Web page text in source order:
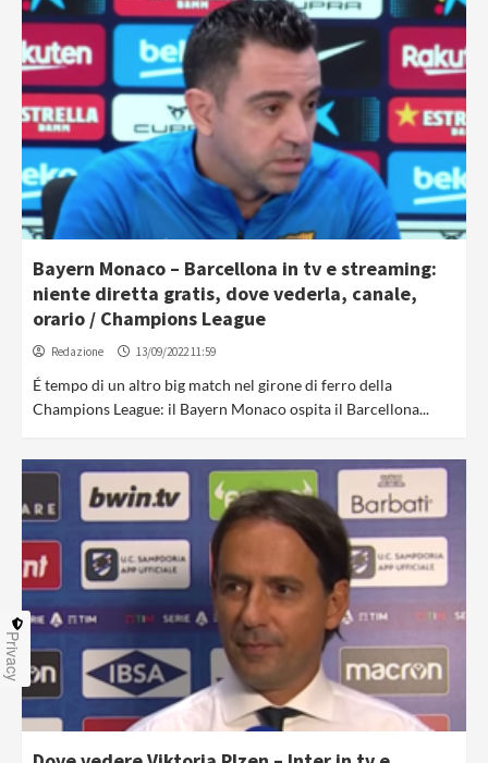
Bayern Monaco – Barcellona in tv e streaming:
niente diretta gratis, dove vederla, canale,
orario / Champions League
Redazione 13/09/2022 11:59
É tempo di un altro big match nel girone di ferro della
Champions League: il Bayern Monaco ospita il Barcellona...
Privacy